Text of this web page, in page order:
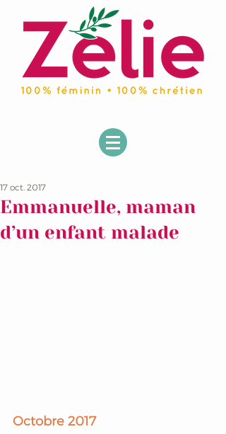
Emmanuelle, maman
d’un enfant malade
17 oct. 2017
Octobre 2017